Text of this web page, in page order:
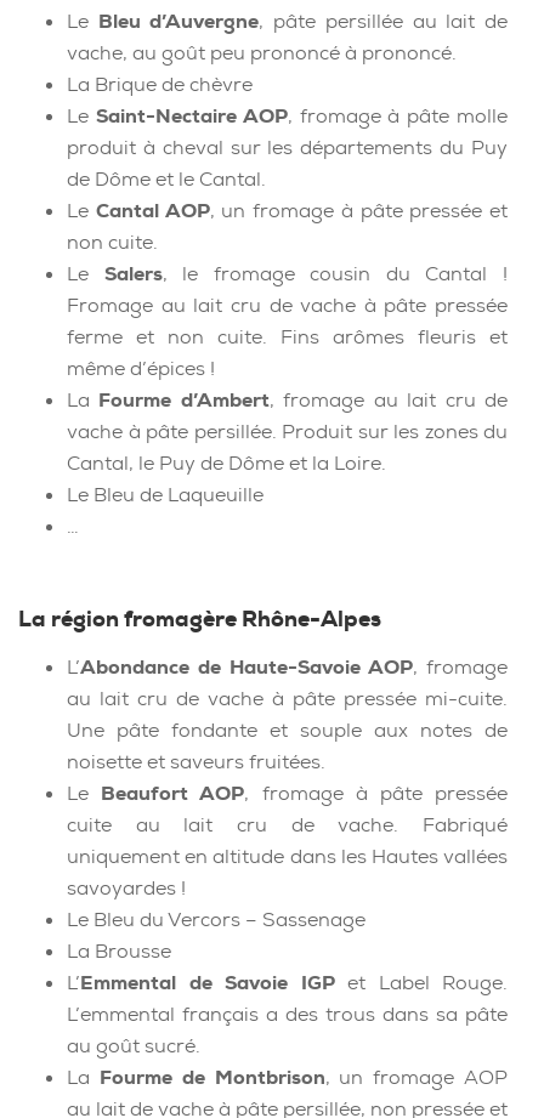
Le Bleu d’Auvergne, pâte persillée au lait de
vache, au goût peu prononcé à prononcé.
La Brique de chèvre
Le Saint-Nectaire AOP, fromage à pâte molle
produit à cheval sur les départements du Puy
de Dôme et le Cantal.
Le Cantal AOP, un fromage à pâte pressée et
non cuite.
Le Salers, le fromage cousin du Cantal !
Fromage au lait cru de vache à pâte pressée
ferme et non cuite. Fins arômes fleuris et
même d’épices !
La Fourme d’Ambert, fromage au lait cru de
vache à pâte persillée. Produit sur les zones du
Cantal, le Puy de Dôme et la Loire.
Le Bleu de Laqueuille
…
La région fromagère Rhône-Alpes
L’Abondance de Haute-Savoie AOP, fromage
au lait cru de vache à pâte pressée mi-cuite.
Une pâte fondante et souple aux notes de
noisette et saveurs fruitées.
Le Beaufort AOP, fromage à pâte pressée
cuite au lait cru de vache. Fabriqué
uniquement en altitude dans les Hautes vallées
savoyardes !
Le Bleu du Vercors – Sassenage
La Brousse
L’Emmental de Savoie IGPet Label Rouge.
L’emmental français a des trous dans sa pâte
au goût sucré.
La Fourme de Montbrison, un fromage AOP
au lait de vache à pâte persillée, non pressée et